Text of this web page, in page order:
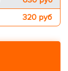
320 pуб